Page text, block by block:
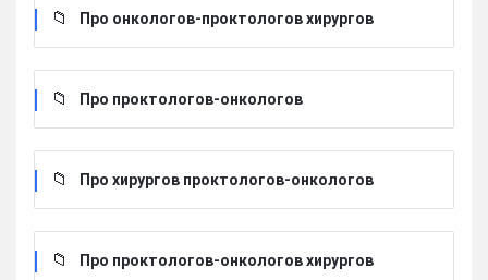
Про онкологов-проктологов хирургов
Про проктологов-онкологов
Про хирургов проктологов-онкологов
Про проктологов-онкологов хирургов